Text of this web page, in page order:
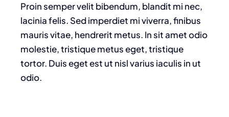
Proin semper velit bibendum, blandit mi nec,
lacinia felis. Sed imperdiet mi viverra, finibus
mauris vitae, hendrerit metus. In sit amet odio
molestie, tristique metus eget, tristique
tortor. Duis eget est ut nisl varius iaculis in ut
odio.